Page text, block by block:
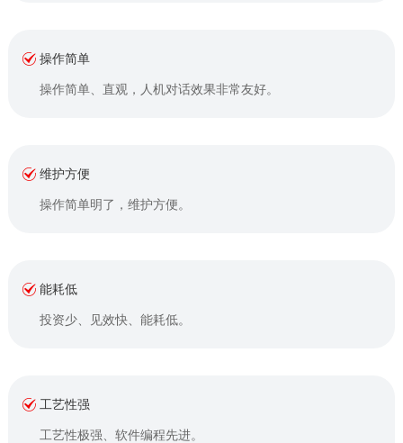
操作简单
操作简单、直观，人机对话效果非常友好。
维护方便
操作简单明了，维护方便。
能耗低
投资少、见效快、能耗低。
工艺性强
工艺性极强、软件编程先进。